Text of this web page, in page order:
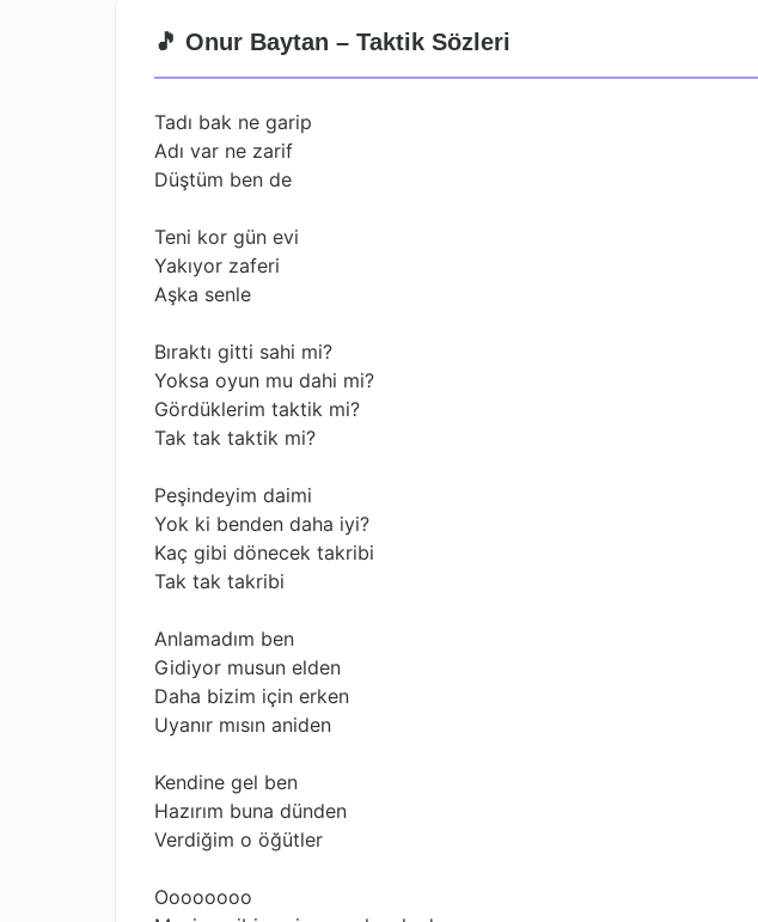
🎵 Onur Baytan – Taktik Sözleri
Tadı bak ne garip
Adı var ne zarif
Düştüm ben de
Teni kor gün evi
Yakıyor zaferi
Aşka senle
Bıraktı gitti sahi mi?
Yoksa oyun mu dahi mi?
Gördüklerim taktik mi?
Tak tak taktik mi?
Peşindeyim daimi
Yok ki benden daha iyi?
Kaç gibi dönecek takribi
Tak tak takribi
Anlamadım ben
Gidiyor musun elden
Daha bizim için erken
Uyanır mısın aniden
Kendine gel ben
Hazırım buna dünden
Verdiğim o öğütler
Oooooooo